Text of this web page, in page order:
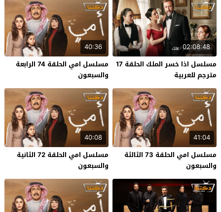
02:08:48
مسلسل اذا خسر الملك الحلقة 17
مترجم للعربية
40:36
مسلسل امي الحلقة 74 الرابعة
والسبعون
41:04
مسلسل امي الحلقة 73 الثالثة
والسبعون
40:08
مسلسل امي الحلقة 72 الثانية
والسبعون